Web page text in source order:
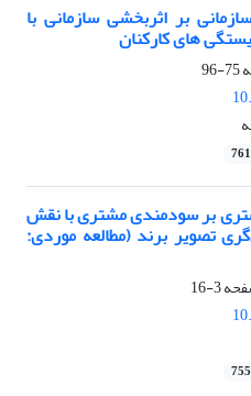
بر اثربخشی سازمانی با
های کارکنان
75-96
بر سودمندی مشتری با نقش
تصویر برند (مطالعه موردی:
3-16